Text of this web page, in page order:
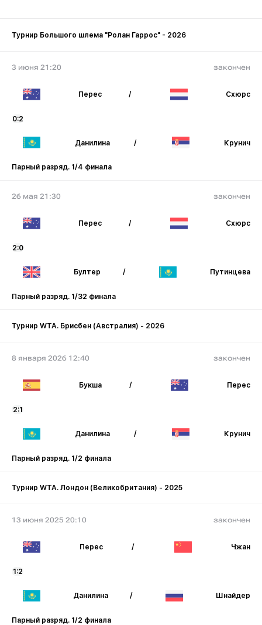
Турнир Большого шлема "Ролан Гаррос" - 2026
3 июня 21:20 закончен
Перес / Схюрс
0:2
Данилина / Крунич
Парный разряд. 1/4 финала
26 мая 21:30 закончен
Перес / Схюрс
2:0
Бултер / Путинцева
Парный разряд. 1/32 финала
Турнир WTA. Брисбен (Австралия) - 2026
8 января 2026 12:40 закончен
Букша / Перес
2:1
Данилина / Крунич
Парный разряд. 1/2 финала
Турнир WTA. Лондон (Великобритания) - 2025
13 июня 2025 20:10 закончен
Перес / Чжан
1:2
Данилина / Шнайдер
Парный разряд. 1/2 финала